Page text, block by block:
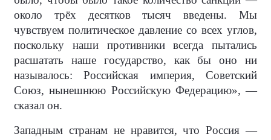
около трёх десятков тысяч введены. Мы
чувствуем политическое давление со всех углов,
поскольку наши противники всегда пытались
расшатать наше государство, как бы оно ни
называлось: Российская империя, Советский
Союз, нынешнюю Российскую Федерацию», —
сказал он.
Западным странам не нравится, что Россия —